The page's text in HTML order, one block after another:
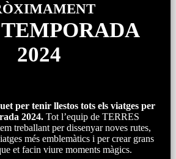
2024
per tenir llestos tots els viatges per
2024. Tot l’equip de TERRES
treballant per dissenyar noves rutes,
més emblemàtics i per crear grans
et facin viure moments màgics.